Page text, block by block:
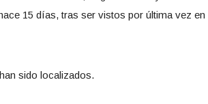
15 días, tras ser vistos por última vez en
sido localizados.